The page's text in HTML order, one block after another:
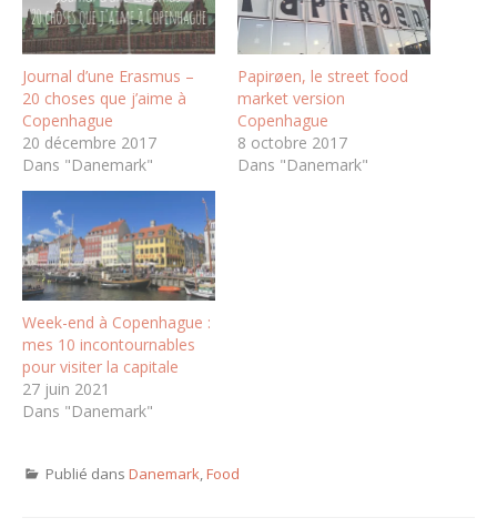
Journal d’une Erasmus –
20 choses que j’aime à
Copenhague
20 décembre 2017
Dans "Danemark"
Papirøen, le street food
market version
Copenhague
8 octobre 2017
Dans "Danemark"
Week-end à Copenhague :
mes 10 incontournables
pour visiter la capitale
27 juin 2021
Dans "Danemark"
Publié dans Danemark,Food